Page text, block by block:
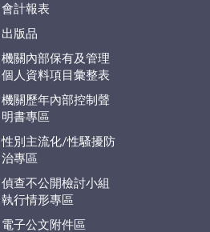
會計報表
出版品
機關內部保有及管理
個人資料項目彙整表
機關歷年內部控制聲
明書專區
性別主流化/性騷擾防
治專區
偵查不公開檢討小組
執行情形專區
電子公文附件區